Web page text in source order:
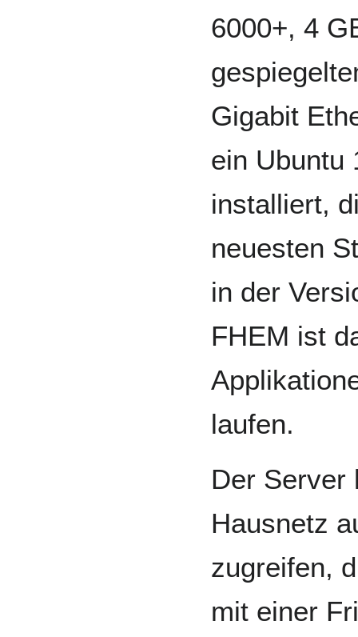
6000+, 4
Gigabit
ein Ubuntu
installiert,
neuesten
in der
FHEM ist
laufen.
Der Server
Hausnetz
zugreifen,
mit einer